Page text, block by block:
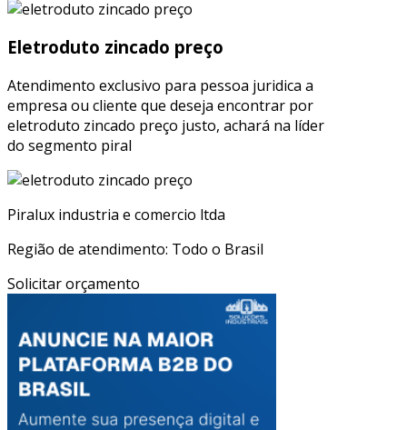
Eletroduto zincado preço
Atendimento exclusivo para pessoa juridica a
empresa ou cliente que deseja encontrar por
eletroduto zincado preço justo, achará na líder
do segmento piral
Piralux industria e comercio ltda
Região de atendimento: Todo o Brasil
Solicitar orçamento